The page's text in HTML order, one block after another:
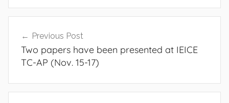
navigation
Previous Post
Two papers have been presented at IEICE
TC-AP (Nov. 15-17)